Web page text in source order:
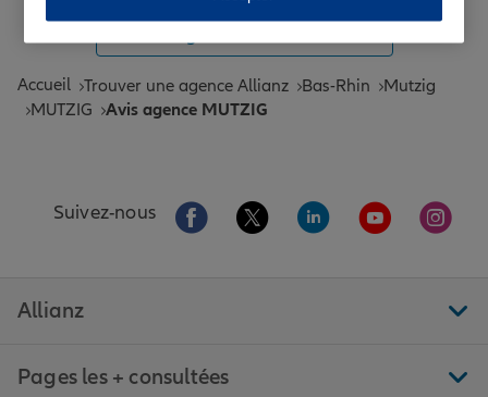
Accueil Trouver une agence Allianz Bas-Rhin
Mutzig
MUTZIG
Avis agence MUTZIG
Suivez-nous Aller sur la page Facebook de Allianz
Aller sur la page Twitter de
Aller sur la page
Aller sur la
Aller
Allianz
Pages les + consultées